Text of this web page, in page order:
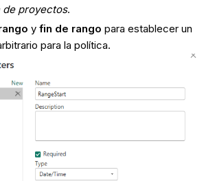
de proyectos.
y fin de rango para establecer un
para la política.